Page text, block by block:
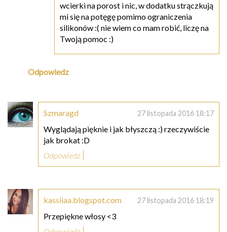
wcierki na porost i nic, w dodatku strączkują
mi się na potęgę pomimo ograniczenia
silikonów :( nie wiem co mam robić, liczę na
Twoją pomoc :)
Odpowiedz
Szmaragd 27 listopada 2016 18:17
Wyglądają pięknie i jak błyszczą :) rzeczywiście
jak brokat :D
Odpowiedz
kassiiaa.blogspot.com 27 listopada 2016 18:19
Przepiękne włosy <3